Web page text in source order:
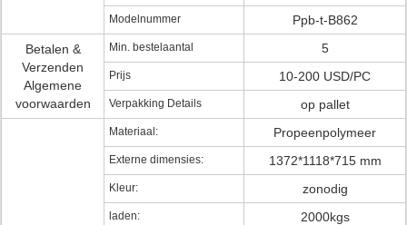
Modelnummer
Ppb-t-B862
Betalen &
Verzenden
Algemene
voorwaarden
Min. bestelaantal 5
Prijs 10-200 USD/PC
Verpakking Details op pallet
Materiaal: Propeenpolymeer
Externe dimensies: 1372*1118*715 mm
Kleur: zonodig
laden: 2000kgs